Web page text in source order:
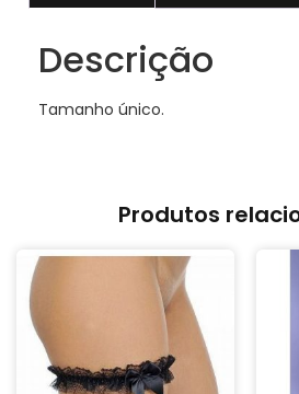
Descrição
Tamanho único.
Produtos